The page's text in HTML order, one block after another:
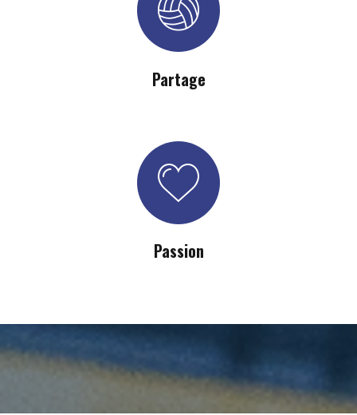
Partage
Passion